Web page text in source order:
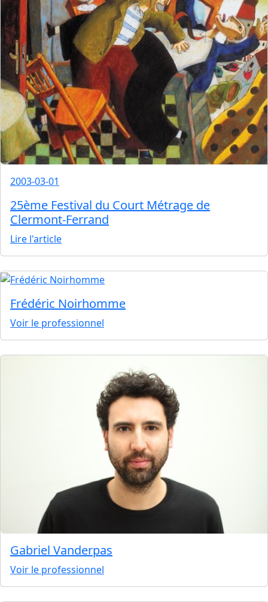
2003-03-01
25ème Festival du Court Métrage de
Clermont-Ferrand
Lire l'article
Frédéric Noirhomme
Voir le professionnel
Gabriel Vanderpas
Voir le professionnel